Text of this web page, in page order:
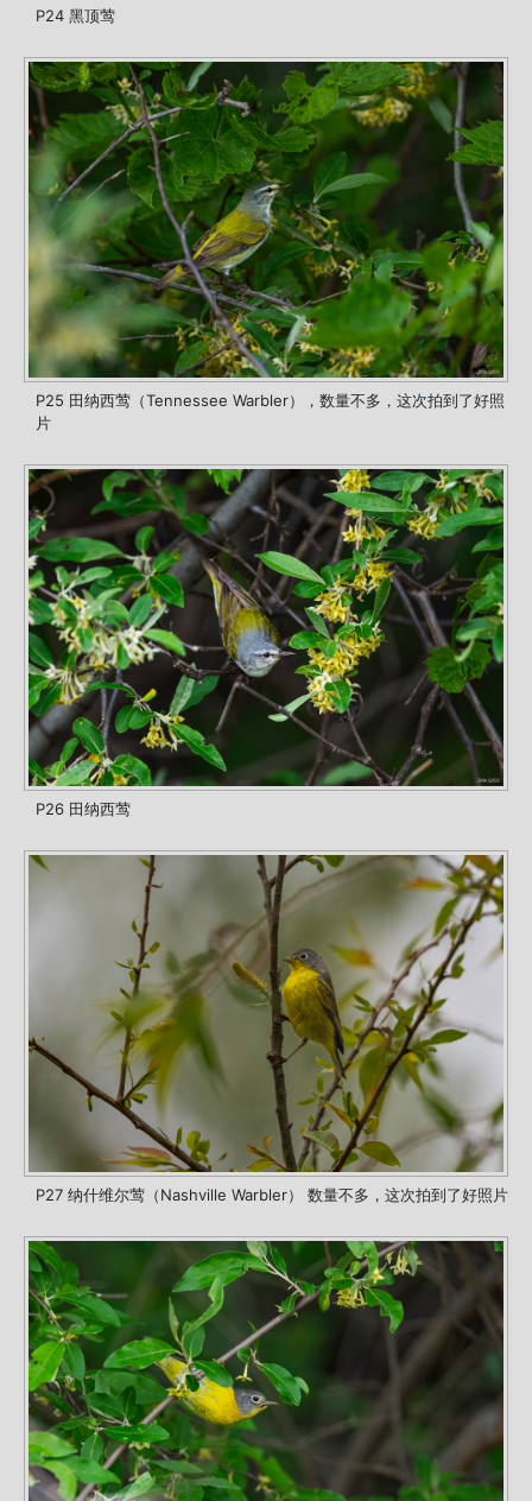
P24 黑顶莺
P25 田纳西莺（Tennessee Warbler），数量不多，这次拍到了好照
片
P26 田纳西莺
P27 纳什维尔莺（Nashville Warbler） 数量不多，这次拍到了好照片